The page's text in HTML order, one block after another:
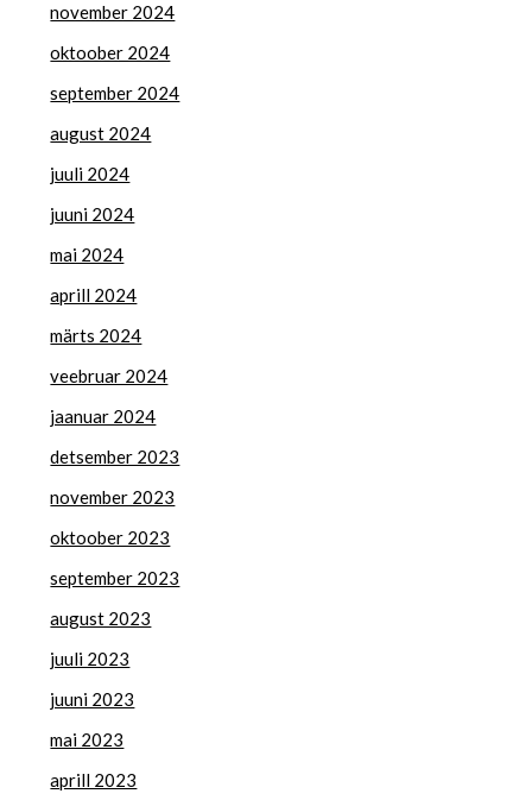
november 2024
oktoober 2024
september 2024
august 2024
juuli 2024
juuni 2024
mai 2024
aprill 2024
märts 2024
veebruar 2024
jaanuar 2024
detsember 2023
november 2023
oktoober 2023
september 2023
august 2023
juuli 2023
juuni 2023
mai 2023
aprill 2023